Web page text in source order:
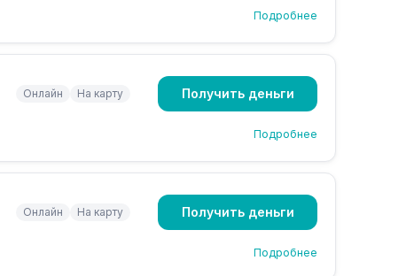
Подробнее
Онлайн На карту Получить деньги
Подробнее
Онлайн На карту Получить деньги
Подробнее